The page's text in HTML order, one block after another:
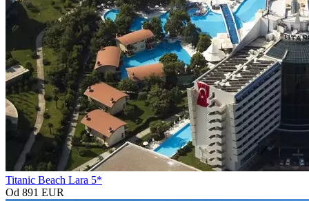
Titanic Beach Lara 5*
Od 891 EUR